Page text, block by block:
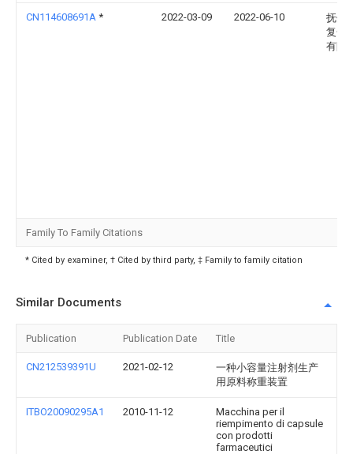
CN114608691A * 2022-03-09 2022-06-10
抚州
复合
有限
Family To Family Citations
* Cited by examiner, † Cited by third party, ‡ Family to family citation
Similar Documents
Publication Publication Date Title
CN212539391U 2021-02-12
一种小容量注射剂生产
用原料称重装置
ITBO20090295A1 2010-11-12
Macchina per il
riempimento di capsule
con prodotti
farmaceutici